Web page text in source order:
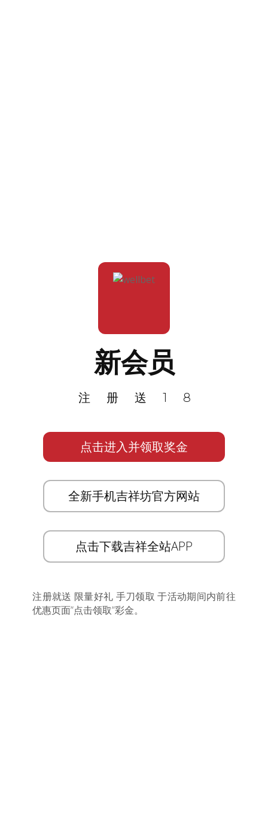
新会员
注册送18
点击进入并领取奖金
全新手机吉祥坊官方网站
点击下载吉祥全站APP
注册就送 限量好礼 手刀领取 于活动期间内前往
优惠页面”点击领取”彩金。